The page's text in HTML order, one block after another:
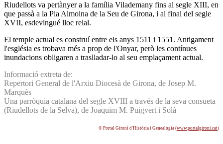
Riudellots va pertànyer a la família Vilademany fins al segle XIII, en
que passà a la Pia Almoina de la Seu de Girona, i al final del segle
XVII, esdevingué lloc reial.
El temple actual es construí entre els anys 1511 i 1551. Antigament
l'església es trobava més a prop de l'Onyar, però les contínues
inundacions obligaren a traslladar-lo al seu emplaçament actual.
Informació extreta de:
Repertori General de l'Arxiu Diocesà de Girona, de Josep M.
Marquès
Una parròquia catalana del segle XVIII a través de la seva consueta
(Riudellots de la Selva), de Joaquim M. Puigvert i Solà
© Portal Gironí­ d'Història i Genealogia (www.portalgironi.cat)